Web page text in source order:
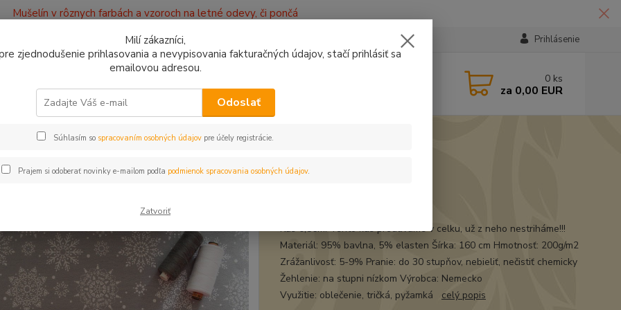
Mušelín v rôznych farbách a vzoroch na letné odevy, či pončá
Prihlásenie
0 ks
za 0,00 EUR
Zbytkové kúsky Úplet Vločky sivé zvyšok 0,86m
Vločky sivé zvyšok 0,86m
Kus 0,86m. Tento kus predávame v celku, už z neho nestriháme!!!
Materiál: 95% bavlna, 5% elasten Šírka: 160 cm Hmotnosť: 200g/m2
Zrážanlivosť: 5-9% Pranie: do 30 stupňov, nebieliť, nečistiť chemicky
Žehlenie: na stupni nízkom Výrobca: Nemecko
Využitie: oblečenie, tričká, pyžamká celý popis
Milí zákazníci,
zjednodušenie prihlasovania a nevypisovania fakturačných údajov, stačí prihlásiť sa
emailovou adresou.
Odoslať
Súhlasím so spracovaním osobných údajov pre účely registrácie.
Prajem si odoberať novinky e-mailom podľa podmienok spracovania osobných údajov.
Zatvoriť